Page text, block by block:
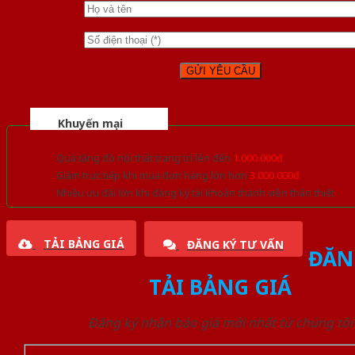
Khuyến mại
Quà tặng đồ nội thất trang trí lên đến 1.000.000đ
Giảm trực tiếp khi mua đơn hàng lớn hơn 3.000.000đ
Nhiều ưu đãi lớn khi đăng ký tài khoản thành viên thân thiết
TẢI BẢNG GIÁ ĐĂNG KÝ TƯ VẤN
TẢI BẢNG GIÁ
Đăng ký nhận báo giá mới nhất từ chúng tôi